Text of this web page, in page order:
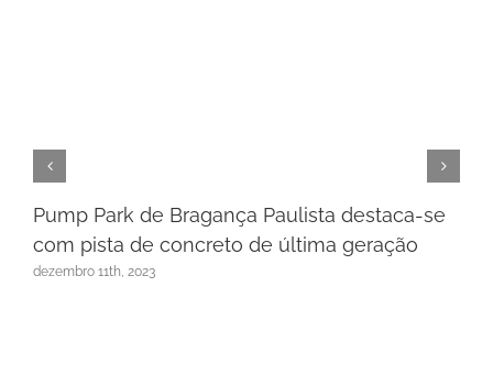
Pump Park de Bragança Paulista destaca-se
com pista de concreto de última geração
dezembro 11th, 2023